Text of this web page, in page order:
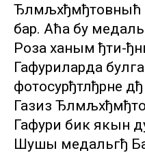
Ђлмљхђмђтовныћ
бар. Аћа бу
Роза ханым ђти-
Гафуриларда
фотосурђтлђрне
Газиз
Гафури бик якын
Шушы медальгђ